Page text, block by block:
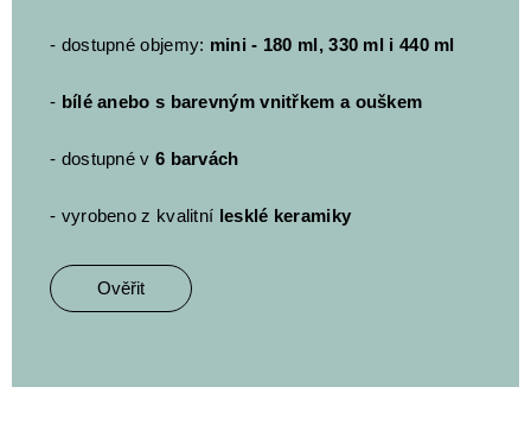
- dostupné objemy: mini - 180 ml, 330 ml i 440 ml
- bílé anebo s barevným vnitřkem a ouškem
- dostupné v 6 barvách
- vyrobeno z kvalitní lesklé keramiky
Ověřit